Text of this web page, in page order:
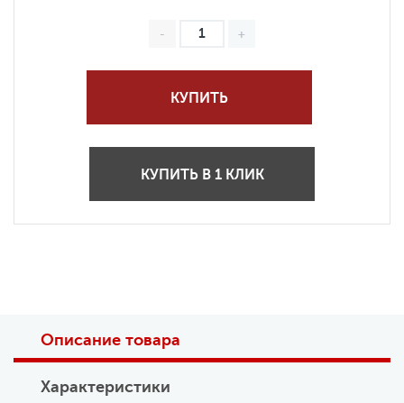
КУПИТЬ
КУПИТЬ В 1 КЛИК
Описание товара
Характеристики